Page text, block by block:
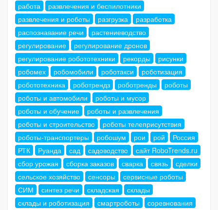
работа
развлечения и беспилотники
развлечения и роботы
разгрузка
разработка
распознавание речи
растениеводство
регулирование
регулирование дронов
регулирование робототехники
рекорды
рисунки
робомех
робомобили роботакси
роботизация
робототехника
роботрендз роботренды
роботы
роботы и автомобили
роботы и мусор
роботы и обучение
роботы и развлечения
роботы и строительство
роботы телеприсутствия
роботы-транспортеры
робошум рои рой
Россия
РТК
Руанда сад садоводство
сайт RoboTrends.ru
сбор урожая
сборка заказов сварка связь
сделки
сельское хозяйство
сенсоры
сервисные роботы
СИМ
синтез речи складская
склады
склады и роботизация
смартроботы
соревнования